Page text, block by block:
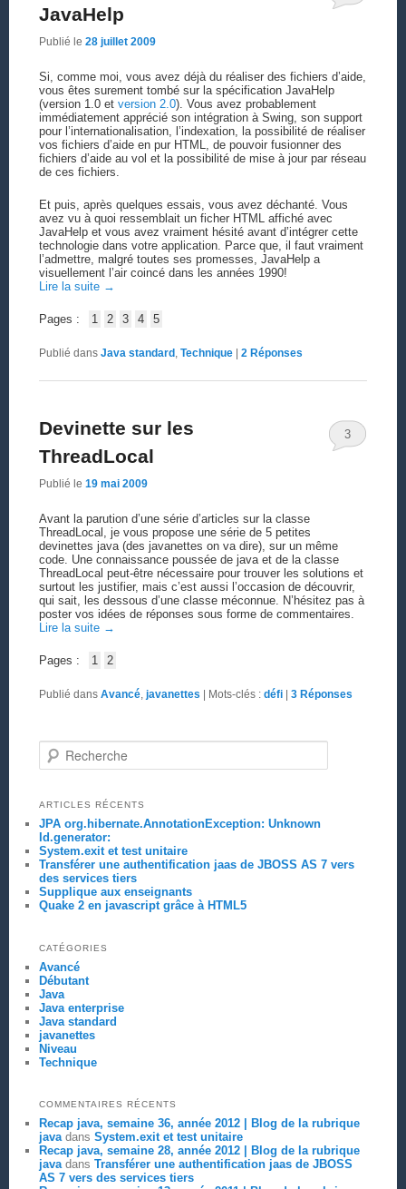
JavaHelp
Publié le 28 juillet 2009
Si, comme moi, vous avez déjà du réaliser des fichiers d’aide,
vous êtes surement tombé sur la spécification JavaHelp
(version 1.0 et version 2.0). Vous avez probablement
immédiatement apprécié son intégration à Swing, son support
pour l’internationalisation, l’indexation, la possibilité de réaliser
vos fichiers d’aide en pur HTML, de pouvoir fusionner des
fichiers d’aide au vol et la possibilité de mise à jour par réseau
de ces fichiers.
Et puis, après quelques essais, vous avez déchanté. Vous
avez vu à quoi ressemblait un ficher HTML affiché avec
JavaHelp et vous avez vraiment hésité avant d’intégrer cette
technologie dans votre application. Parce que, il faut vraiment
l’admettre, malgré toutes ses promesses, JavaHelp a
visuellement l’air coincé dans les années 1990!
Lire la suite →
Pages : 1 2 3 4 5
Publié dans Java standard, Technique | 2Réponses
Devinette sur les
ThreadLocal
Publié le 19 mai 2009
3
Avant la parution d’une série d’articles sur la classe
ThreadLocal, je vous propose une série de 5 petites
devinettes java (des javanettes on va dire), sur un même
code. Une connaissance poussée de java et de la classe
ThreadLocal peut-être nécessaire pour trouver les solutions et
surtout les justifier, mais c’est aussi l’occasion de découvrir,
qui sait, les dessous d’une classe méconnue. N’hésitez pas à
poster vos idées de réponses sous forme de commentaires.
Lire la suite →
Pages : 1 2
Publié dans Avancé, javanettes | Mots-clés : défi | 3Réponses
Recherche
ARTICLES RÉCENTS
JPA org.hibernate.AnnotationException: Unknown
Id.generator:
System.exit et test unitaire
Transférer une authentification jaas de JBOSS AS 7 vers
des services tiers
Supplique aux enseignants
Quake 2 en javascript grâce à HTML5
CATÉGORIES
Avancé
Débutant
Java
Java enterprise
Java standard
javanettes
Niveau
Technique
COMMENTAIRES RÉCENTS
Recap java, semaine 36, année 2012 | Blog de la rubrique
javadans System.exit et test unitaire
Recap java, semaine 28, année 2012 | Blog de la rubrique
javadans Transférer une authentification jaas de JBOSS
AS 7 vers des services tiers